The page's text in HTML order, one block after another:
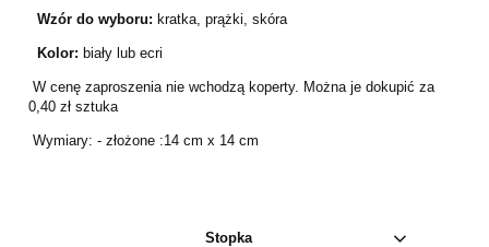
Wzór do wyboru: kratka, prążki, skóra
Kolor: biały lub ecri
W cenę zaproszenia nie wchodzą koperty. Można je dokupić za
0,40 zł sztuka
Wymiary: - złożone :14 cm x 14 cm
Stopka